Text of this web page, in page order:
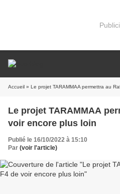
Accueil » Le projet TARAMMAA permettra au
Le projet TARAMMAA
voir encore plus loin
Publié le 16/10/2022 à 15:10
Par (voir l'article)